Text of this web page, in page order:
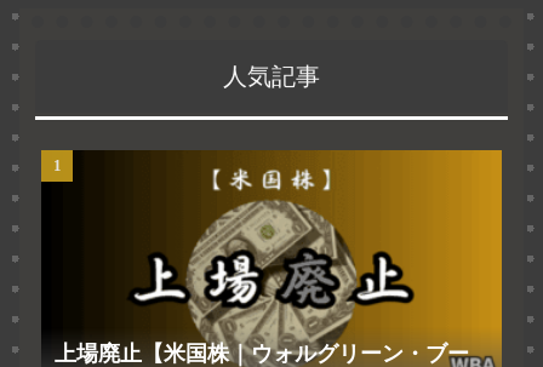
人気記事
上場廃止【米国株｜ウォルグリーン・ブー